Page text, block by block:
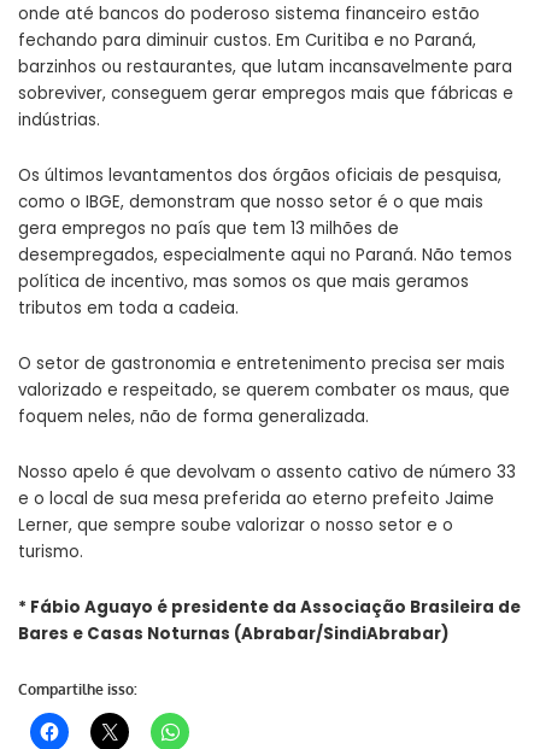
onde até bancos do poderoso sistema financeiro estão
fechando para diminuir custos. Em Curitiba e no Paraná,
barzinhos ou restaurantes, que lutam incansavelmente para
sobreviver, conseguem gerar empregos mais que fábricas e
indústrias.
Os últimos levantamentos dos órgãos oficiais de pesquisa,
como o IBGE, demonstram que nosso setor é o que mais
gera empregos no país que tem 13 milhões de
desempregados, especialmente aqui no Paraná. Não temos
política de incentivo, mas somos os que mais geramos
tributos em toda a cadeia.
O setor de gastronomia e entretenimento precisa ser mais
valorizado e respeitado, se querem combater os maus, que
foquem neles, não de forma generalizada.
Nosso apelo é que devolvam o assento cativo de número 33
e o local de sua mesa preferida ao eterno prefeito Jaime
Lerner, que sempre soube valorizar o nosso setor e o
turismo.
* Fábio Aguayo é presidente da Associação Brasileira de
Bares e Casas Noturnas (Abrabar/SindiAbrabar)
Compartilhe isso: